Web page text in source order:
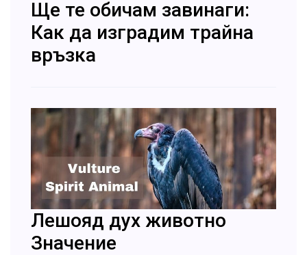
Ще те обичам завинаги:
Как да изградим трайна
връзка
Лешояд дух животно
Значение